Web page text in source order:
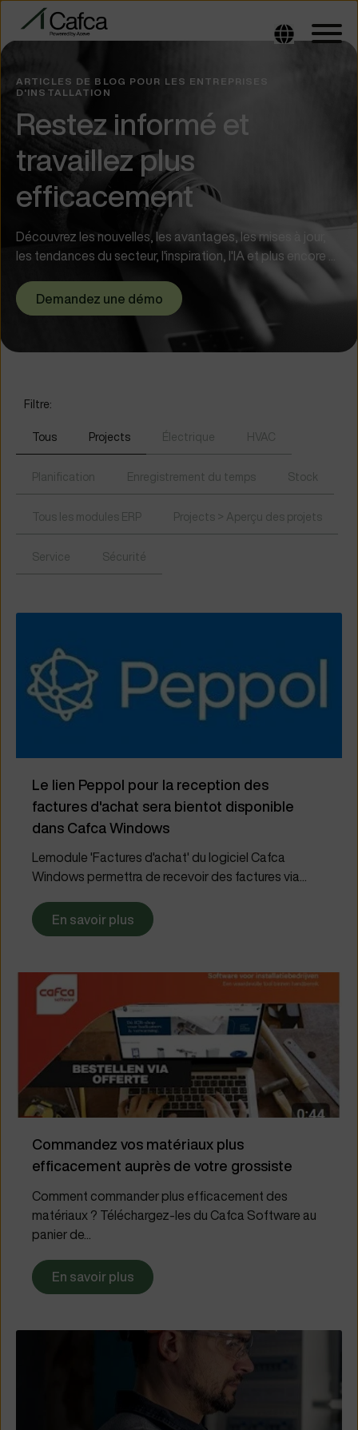
ARTICLES DE BLOG POUR LES ENTREPRISES
D'INSTALLATION
Restez informé et
travaillez plus
efficacement
Découvrez les nouvelles, les avantages, les mises à jour,
les tendances du secteur, l'inspiration, l'IA et plus encore ...
Demandez une démo
Filtre:
Tous Projects Électrique HVAC
Planification Enregistrement du temps Stock
Tous les modules ERP Projects > Aperçu des projets
Service Sécurité
Le lien Peppol pour la reception des
factures d'achat sera bientot disponible
dans Cafca Windows
Lemodule 'Factures d'achat' du logiciel Cafca
Windows permettra de recevoir des factures via...
En savoir plus
Commandez vos matériaux plus
efficacement auprès de votre grossiste
Comment commander plus efficacement des
matériaux ? Téléchargez-les du Cafca Software au
panier de...
En savoir plus